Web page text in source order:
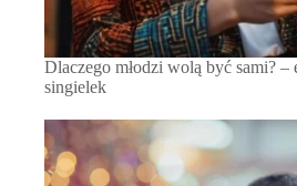
Dlaczego młodzi wolą być sami? –
singielek